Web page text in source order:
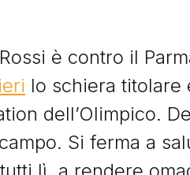
è contro il
lo schiera
dell’Olimpico.
Si ferma a
lì, a rendere